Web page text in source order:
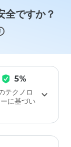
ですか？
5%
テクノロ
に基づい